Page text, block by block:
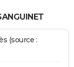
(source :